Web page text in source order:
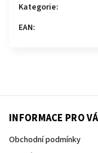
Kategorie:
EAN:
INFORMACE PRO
Obchodní podmínky